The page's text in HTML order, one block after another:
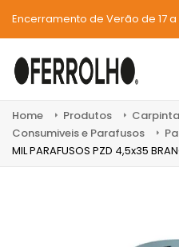
Encerramento de Verão de 17
Home Produtos
Consumiveis e Parafusos
MIL PARAFUSOS PZD 4,5x35